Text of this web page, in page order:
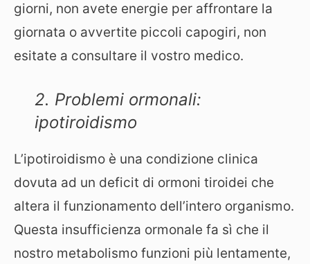
giorni, non avete energie per affrontare la
giornata o avvertite piccoli capogiri, non
esitate a consultare il vostro medico.
2. Problemi ormonali:
ipotiroidismo
L’ipotiroidismo è una condizione clinica
dovuta ad un deficit di ormoni tiroidei che
altera il funzionamento dell’intero organismo.
Questa insufficienza ormonale fa sì che il
nostro metabolismo funzioni più lentamente,